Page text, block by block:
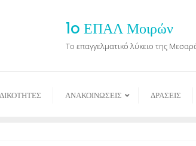
1o ΕΠΑΛ Μοιρών
Το επαγγελματικό λύκειο της
ΑΝΑΚΟΙΝΩΣΕΙΣ ΔΡΑΣΕΙΣ